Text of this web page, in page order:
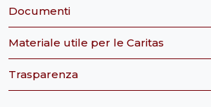
Documenti
Materiale utile per le Caritas
Trasparenza